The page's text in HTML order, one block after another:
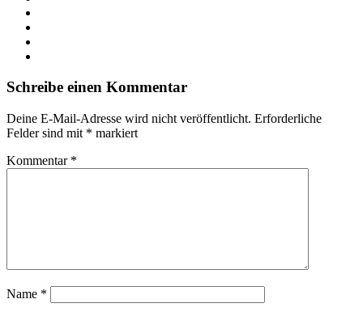
Schreibe einen Kommentar
Deine E-Mail-Adresse wird nicht veröffentlicht. Erforderliche
Felder sind mit * markiert
Kommentar *
Name *